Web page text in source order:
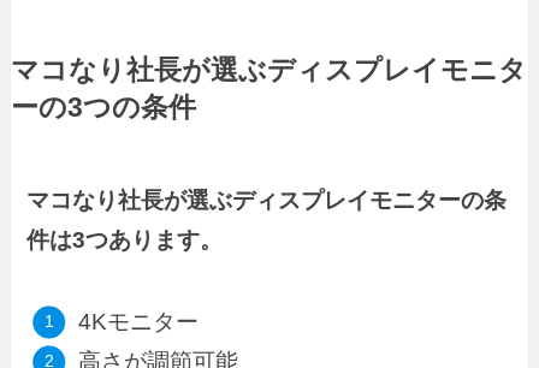
マコなり社長が選ぶディスプレイモニタ
ーの3つの条件
マコなり社長が選ぶディスプレイモニターの条
件は3つあります。
4Kモニター
高さが調節可能